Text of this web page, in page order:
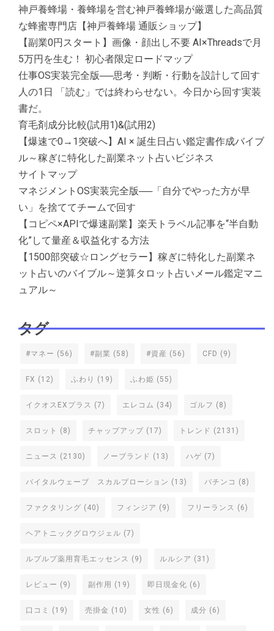
神戸養蜂場・養蜂場を営む神戸養蜂場が厳選した高品質
な蜂蜜専門店【神戸養蜂場 通販ショップ】
【副業0円スタート】画像・顔出し不要 AI×Threadsで月
5万円を生む！ 初心者限定ロードマップ
仕事OS実装完全版──思考・判断・行動を設計して回す
人の1日 「読む」では終わらせない。今日から回す実装
書だ。
育毛剤成分比較(試用1)&(試用2)
【爆速で0→1突破へ】AI × 誕生日占い鑑定書作成バイブ
ル～稼ぎに特化した副業ネット占いビジネス
サイトマップ
マネジメントOS実装完全版──「自分でやった方が早
い」を捨ててチームで回す
【コピペ×APIで爆速副業】楽天トラベル記事を“半自動
化”して量産＆収益化する方法
【1500部突破☆ロングセラー】稼ぎに特化した副業ネ
ット占いのバイブル～逆算タロット占いメール鑑定マニ
ュアル～
タグ
#マネー (56) #副業 (58) #資産 (56) CFD (9)
FX (12) ふわり (19) ふわ姫 (55)
イクオスEXプラス (7) エレコム (34) ゴルフ (8)
スロット (8) チャップアップ (17) トレンド (2131)
ニュース (2130) ノーブランド (13) ハゲ (7)
バイタルウェーブ スカルプローション (13) パチンコ (8)
ファクタリング (40) フィンジア (9) フリーランス (6)
ヘアトニックグロウジェル (7)
ルプルプ薬用育毛エッセンス (9) ルルシア (31)
レビュー (9) 副作用 (19) 即日現金化 (6)
口コミ (19) 売掛金 (10) 女性 (6) 成分 (6)